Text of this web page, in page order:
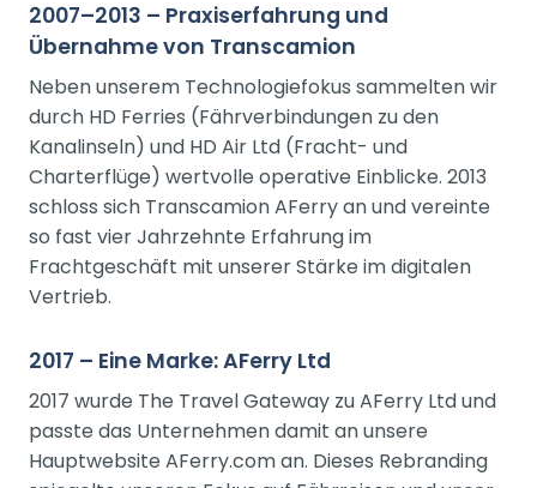
2007–2013 – Praxiserfahrung und
Übernahme von Transcamion
Neben unserem Technologiefokus sammelten wir
durch HD Ferries (Fährverbindungen zu den
Kanalinseln) und HD Air Ltd (Fracht- und
Charterflüge) wertvolle operative Einblicke. 2013
schloss sich Transcamion AFerry an und vereinte
so fast vier Jahrzehnte Erfahrung im
Frachtgeschäft mit unserer Stärke im digitalen
Vertrieb.
2017 – Eine Marke: AFerry Ltd
2017 wurde The Travel Gateway zu AFerry Ltd und
passte das Unternehmen damit an unsere
Hauptwebsite AFerry.com an. Dieses Rebranding